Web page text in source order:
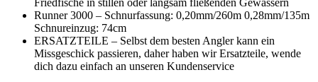
Friedfische in stillen oder langsam fließenden Gewässern
Runner 3000 – Schnurfassung: 0,20mm/260m 0,28mm/135m
Schnureinzug: 74cm
ERSATZTEILE – Selbst dem besten Angler kann ein
Missgeschick passieren, daher haben wir Ersatzteile, wende
dich dazu einfach an unseren Kundenservice